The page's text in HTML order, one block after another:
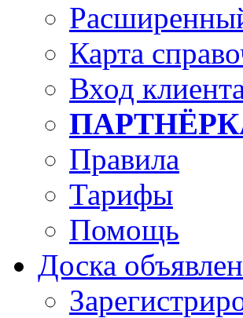
Карта
Вход
Правила
Тарифы
Помощь
Доска